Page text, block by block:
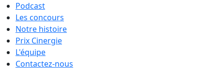
Podcast
Les concours
Notre histoire
Prix Cinergie
L'équipe
Contactez-nous